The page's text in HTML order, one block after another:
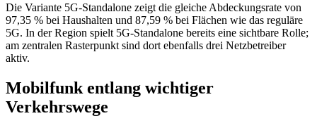
Die Variante 5G‑Standalone zeigt die gleiche Abdeckungsrate von
97,35 % bei Haushalten und 87,59 % bei Flächen wie das reguläre
5G. In der Region spielt 5G‑Standalone bereits eine sichtbare Rolle;
am zentralen Rasterpunkt sind dort ebenfalls drei Netzbetreiber
aktiv.
Mobilfunk entlang wichtiger
Verkehrswege